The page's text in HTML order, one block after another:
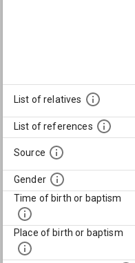
List of relatives
List of references
Source
Gender
Time of birth or baptism
Place of birth or baptism